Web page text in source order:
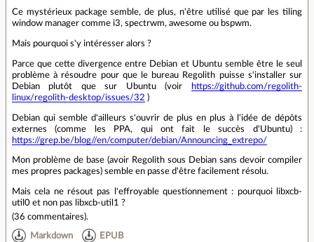
Ce mystérieux package semble, de plus, n'être utilisé que par les tiling
window manager comme i3, spectrwm, awesome ou bspwm.
Mais pourquoi s'y intéresser alors ?
Parce que cette divergence entre Debian et Ubuntu semble être le seul
problème à résoudre pour que le bureau Regolith puisse s'installer sur
Debian plutôt que sur Ubuntu (voir
https://github.com/regolith-
linux/regolith-desktop/issues/32 )
Debian qui semble d'ailleurs s'ouvrir de plus en plus à l'idée de dépôts
externes (comme les PPA, qui ont fait le succès d'Ubuntu) :
https://grep.be/blog//en/computer/debian/Announcing_extrepo/
Mon problème de base (avoir Regolith sous Debian sans devoir compiler
mes propres packages) semble en passe d'être facilement résolu.
Mais cela ne résout pas l'effroyable questionnement : pourquoi libxcb-
util0 et non pas libxcb-util1 ?
(36 commentaires).
Markdown EPUB